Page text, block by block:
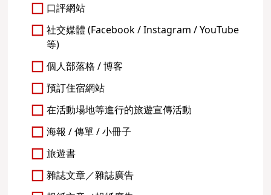
口評網站
社交媒體 (Facebook / Instagram / YouTube
等)
個人部落格 / 博客
預訂住宿網站
在活動場地等進行的旅遊宣傳活動
海報 / 傳單 / 小冊子
旅遊書
雜誌文章／雜誌廣告